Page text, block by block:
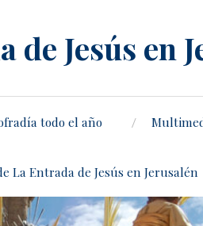
Jesús en
todo el año
La Entrada de Jesús en Jerusalén